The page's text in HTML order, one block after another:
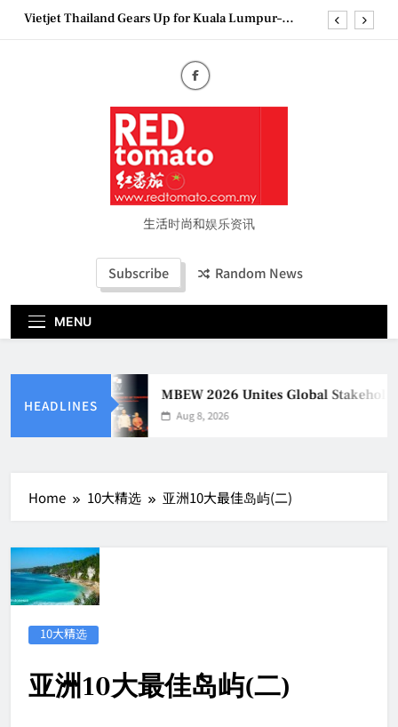
SkipVietjet Thailand Gears Up for Kuala Lumpur–
Couture Fashion Week Malaysia 2026– Press
MBEW 2026 Unites Global Stakeholders to Shape
the Future of Business Events
Vietjet Thailand Gears Up for Kuala Lumpur–
Bangkok Service Launch on9 October
Epson reinvents affordable printing with next-
generation EcoTank Series生活时尚和娱乐资讯
Subscribe Random News
MENU
HEADLINES
MBEW 2026 Unites Global
Aug 8, 2026
Home 10大精选 亚洲10大最佳岛屿(二)
10大精选
亚洲10大最佳岛屿(二)